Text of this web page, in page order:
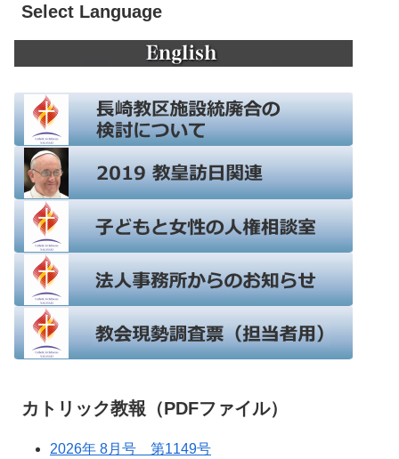
Select Language
カトリック教報（PDFファイル）
2026年 8月号 第1149号